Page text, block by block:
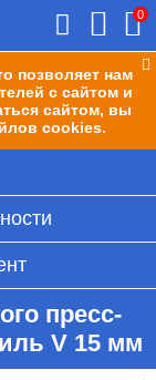
позволяет нам
с сайтом и
сайтом, вы
cookies.
0
пресс-
V 15 мм